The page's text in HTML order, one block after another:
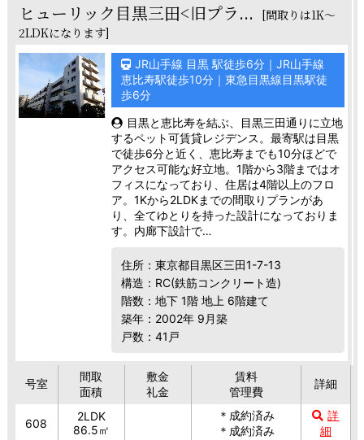
ヒューリック目黒三田<旧プラ... [間取りは1K～
2LDKになります]
JR山手線 目黒 駅徒歩6分｜JR山手線
恵比寿駅徒歩10分｜東急目黒線目黒駅徒
歩6分
目黒と恵比寿を結ぶ、目黒三田通りに立地
するペット可賃貸レジデンス。最寄駅は目黒
で徒歩6分と近く、恵比寿までも10分ほどで
アクセス可能な好立地。1階から3階まではオ
フィスになっており、住居は4階以上のフロ
ア。1Kから2LDKまでの間取りプランがあ
り、全てゆとりを持った設計になっておりま
す。内廊下設計で…
住所：東京都目黒区三田1-7-13
構造：RC(鉄筋コンクリート造)
階数：地下 1階 地上 6階建て
築年：2002年 9月築
戸数：41戸
号室
間取
面積
敷金
礼金
賃料
管理費
詳細
608
2LDK
86.5㎡
＊成約済み
＊成約済み
詳
細